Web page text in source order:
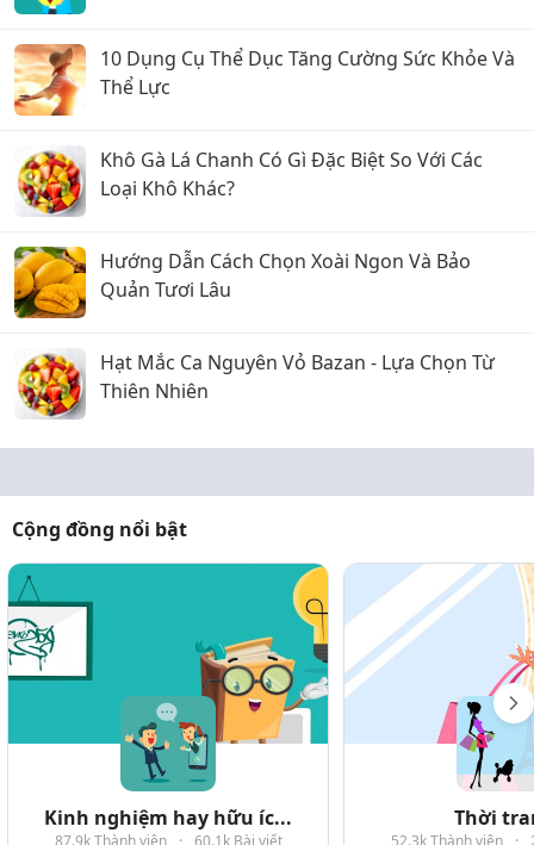
10 Dụng Cụ Thể Dục Tăng Cường Sức Khỏe Và
Thể Lực
Khô Gà Lá Chanh Có Gì Đặc Biệt So Với Các
Loại Khô Khác?
Hướng Dẫn Cách Chọn Xoài Ngon Và Bảo
Quản Tươi Lâu
Hạt Mắc Ca Nguyên Vỏ Bazan - Lựa Chọn Từ
Thiên Nhiên
Cộng đồng nổi bật
Kinh nghiệm hay hữu íc...
87.9k Thành viên · 60.1k Bài viết
Thời
52.3k Thành viên ·